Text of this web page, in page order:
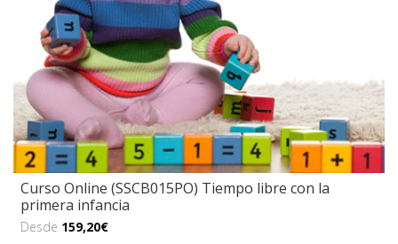
Curso Online (SSCB015PO) Tiempo libre con la
primera infancia
Desde 159,20€